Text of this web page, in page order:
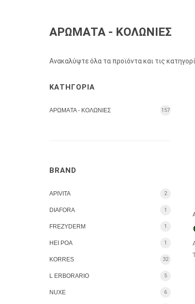
ΑΡΩΜΑTA - ΚΟΛΩΝΙΕΣ
Ανακαλύψτε όλα τα προϊόντα και τις
ΚΑΤΗΓΟΡΙΑ
ΑΡΩΜΑTA - ΚΟΛΩΝΙΕΣ 157
BRAND
APIVITA 2
DIAFORA 1
FREZYDERM 1
HEI POA 1
KORRES 32
L ERBORARIO 5
NUXE 6